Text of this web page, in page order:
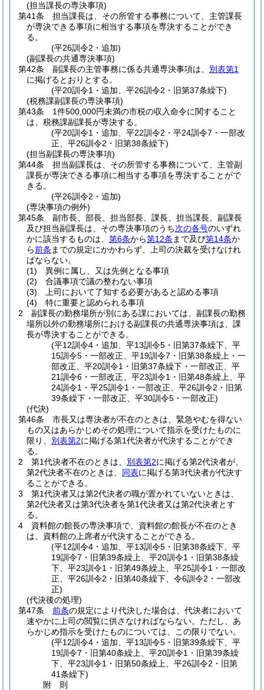
(担当課長の専決事項)
第41条
担当課長は、その所管する事務について、主管課長
が専決できる事項に相当する事項を専決することができ
る。
(平26訓令2・追加)
(副課長の共通専決事項)
第42条
副課長の主管事務に係る共通専決事項は、 別表第1
に掲げるとおりとする。
(平20訓令1・追加、平26訓令2・旧第37条繰下)
(税務課副課長の専決事項)
第43条
1件500,000円未満の市税の収入命令に関すること
は、税務課副課長が専決する。
(平20訓令1・追加、平22訓令2・平24訓令7・一部改
正、平26訓令2・旧第38条繰下)
(担当副課長の専決事項)
第44条
担当副課長は、その所管する事務について、主管副
課長が専決できる事項に相当する事項を専決することがで
きる。
(平26訓令2・追加)
(専決事項の例外)
第45条
副市長、部長、担当部長、課長、担当課長、副課長
及び担当副課長は、その専決事項のうち次の各号のいずれ
かに該当するものは、 第6条から第12条 まで及び第14条か
ら前条 までの規定にかかわらず、上司の決裁を受けなけれ
ばならない。
(1)
異例に属し、又は先例となる事項
(2)
合議事項で議の整わない事項
(3)
上司において了知する必要があると認める事項
(4)
特に重要と認められる事項
2
副課長の勤務場所が別にある課においては、副課長の勤務
場所以外の勤務場所における副課長の共通専決事項は、課
長が専決することができる。
(平12訓令4・追加、平13訓令5・旧第37条繰下、平
15訓令5・一部改正、平19訓令7・旧第38条繰上・一
部改正、平20訓令1・旧第37条繰下・一部改正、平
21訓令6・一部改正、平23訓令1・旧第48条繰上、平
24訓令1・平25訓令1・一部改正、平26訓令2・旧第
39条繰下・一部改正、平30訓令5・一部改正)
(代決)
第46条
市長又は専決者が不在のときは、緊急やむを得ない
もの又はあらかじめその処理について指示を受けたものに
限り、 別表第2に掲げる第1代決者が代決することができ
る。
2
第1代決者不在のときは、 別表第2に掲げる第2代決者が、
第2代決者不在のときは、 同表に掲げる第3代決者が代決す
ることができる。
3
第1代決者又は第2代決者の職が置かれていないときは、
第2代決者又は第3代決者を第1代決者又は第2代決者とす
る。
4
資料館の館長の専決事項で、資料館の館長が不在のとき
は、資料館の上席者が代決することができる。
(平12訓令4・追加、平13訓令5・旧第38条繰下、平
19訓令7・旧第39条繰上、平20訓令1・旧第38条繰
下、平23訓令1・旧第49条繰上、平25訓令1・一部改
正、平26訓令2・旧第40条繰下、令6訓令2・一部改
正)
(代決後の処理)
第47条
前条の規定により代決した場合は、代決者において
速やかに上司の閲覧に供さなければならない。 ただし、あ
らかじめ指示を受けたものについては、この限りでない。
(平12訓令4・追加、平13訓令5・旧第39条繰下、平
19訓令7・旧第40条繰上、平20訓令1・旧第39条繰
下、平23訓令1・旧第50条繰上、平26訓令2・旧第
41条繰下)
附 則